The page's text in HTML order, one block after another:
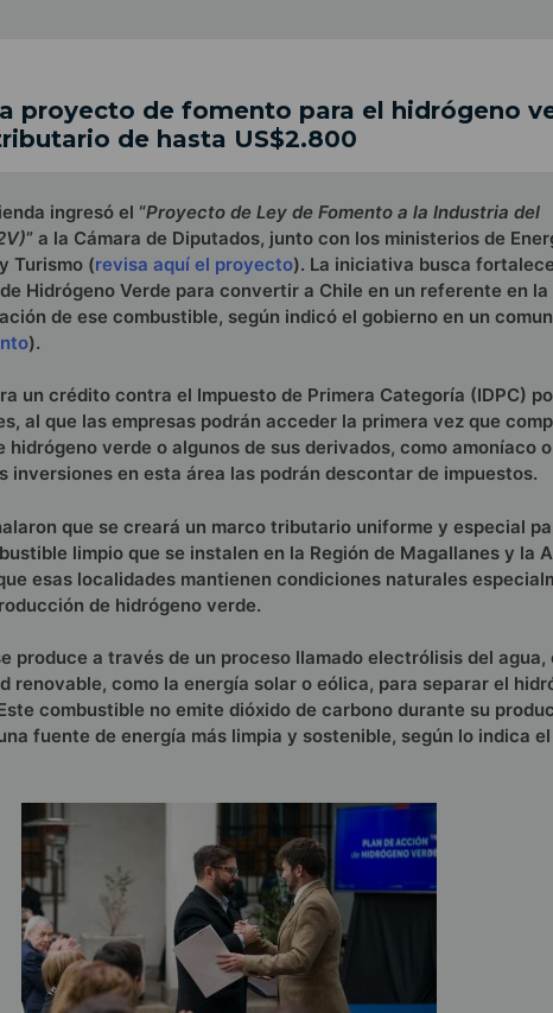
proyecto de fomento para el hidrógeno
de hasta US$2.800
ingresó el “Proyecto de Ley de Fomento a la Industria del
” a la Cámara de Diputados, junto con los ministerios de
Turismo (revisa aquí el proyecto). La iniciativa busca
Hidrógeno Verde para convertir a Chile en un referente en la
de ese combustible, según indicó el gobierno en un
).
un crédito contra el Impuesto de Primera Categoría (IDPC)
al que las empresas podrán acceder la primera vez que
hidrógeno verde o algunos de sus derivados, como amoníaco
inversiones en esta área las podrán descontar de impuestos.
que se creará un marco tributario uniforme y especial
limpio que se instalen en la Región de Magallanes y la
esas localidades mantienen condiciones naturales
de hidrógeno verde.
produce a través de un proceso llamado electrólisis del agua,
renovable, como la energía solar o eólica, para separar el
combustible no emite dióxido de carbono durante su
fuente de energía más limpia y sostenible, según lo indica